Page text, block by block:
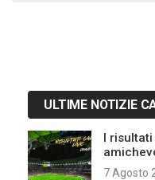
ULTIME NOTIZIE
I risultati
7 Agosto